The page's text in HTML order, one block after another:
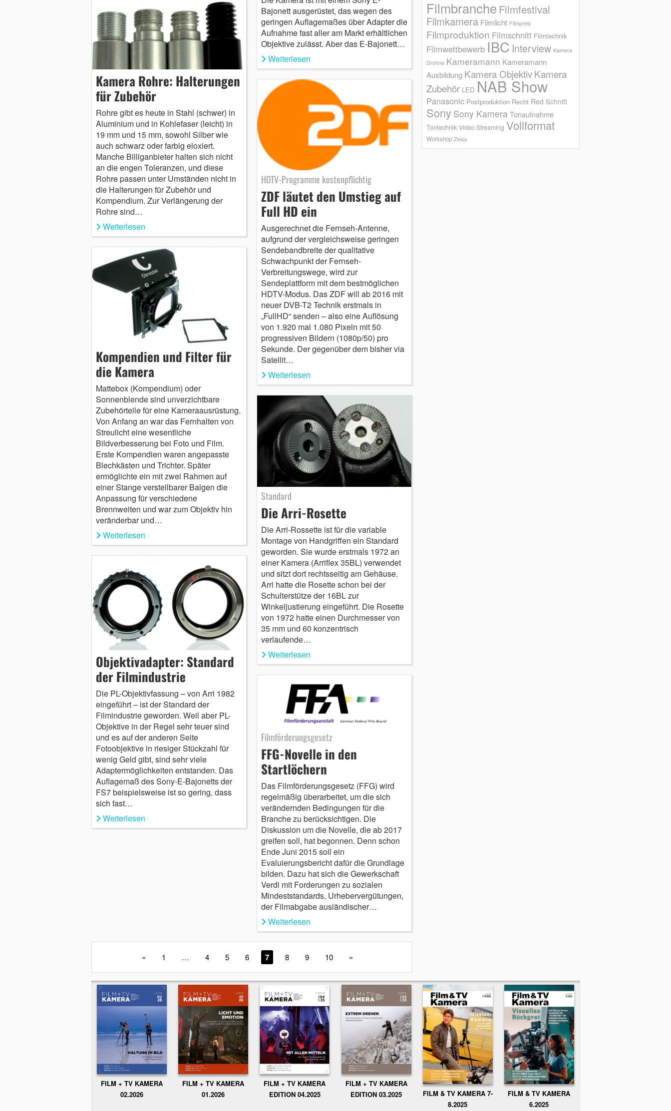
Bajonett ausgerüstet, das wegen des
geringen Auflagemaßes über Adapter die
Aufnahme fast aller am Markt erhältlichen
Objektive zulässt. Aber das E-Bajonett…
Weiterlesen
Kamera Rohre: Halterungen
für Zubehör
Rohre gibt es heute in Stahl (schwer) in
Aluminium und in Kohlefaser (leicht) in
19 mm und 15 mm, sowohl Silber wie
auch schwarz oder farbig eloxiert.
Manche Billiganbieter halten sich nicht
an die engen Toleranzen, und diese
Rohre passen unter Umständen nicht in
die Halterungen für Zubehör und
Kompendium. Zur Verlängerung der
Rohre sind…
Weiterlesen
HDTV-Programme kostenpflichtig
ZDF läutet den Umstieg auf
Full HD ein
Ausgerechnet die Fernseh-Antenne,
aufgrund der vergleichsweise geringen
Sendebandbreite der qualitative
Schwachpunkt der Fernseh-
Verbreitungswege, wird zur
Sendeplattform mit dem bestmöglichen
HDTV-Modus. Das ZDF will ab 2016 mit
neuer DVB-T2 Technik erstmals in
„FullHD“ senden – also eine Auflösung
von 1.920 mal 1.080 Pixeln mit 50
progressiven Bildern (1080p/50) pro
Sekunde. Der gegenüber dem bisher via
Satellit…
Weiterlesen
Kompendien und Filter für
die Kamera
Mattebox (Kompendium) oder
Sonnenblende sind unverzichtbare
Zubehörteile für eine Kameraausrüstung.
Von Anfang an war das Fernhalten von
Streulicht eine wesentliche
Bildverbesserung bei Foto und Film.
Erste Kompendien waren angepasste
Blechkästen und Trichter. Später
ermöglichte ein mit zwei Rahmen auf
einer Stange verstellbarer Balgen die
Anpassung für verschiedene
Brennweiten und war zum Objektiv hin
veränderbar und…
Weiterlesen
Standard
Die Arri-Rosette
Die Arri-Rossette ist für die variable
Montage von Handgriffen ein Standard
geworden. Sie wurde erstmals 1972 an
einer Kamera (Arriflex 35BL) verwendet
und sitzt dort rechtsseitig am Gehäuse.
Arri hatte die Rosette schon bei der
Schulterstütze der 16BL zur
Winkeljustierung eingeführt. Die Rosette
von 1972 hatte einen Durchmesser von
35 mm und 60 konzentrisch
verlaufende…
Weiterlesen
Objektivadapter: Standard
der Filmindustrie
Die PL-Objektivfassung – von Arri 1982
eingeführt – ist der Standard der
Filmindustrie geworden. Weil aber PL-
Objektive in der Regel sehr teuer sind
und es auf der anderen Seite
Fotoobjektive in riesiger Stückzahl für
wenig Geld gibt, sind sehr viele
Adaptermöglichkeiten entstanden. Das
Auflagemaß des Sony-E-Bajonetts der
FS7 beispielsweise ist so gering, dass
sich fast…
Weiterlesen
Filmförderungsgesetz
FFG-Novelle in den
Startlöchern
Das Filmförderungsgesetz (FFG) wird
regelmäßig überarbeitet, um die sich
verändernden Bedingungen für die
Branche zu berücksichtigen. Die
Diskussion um die Novelle, die ab 2017
greifen soll, hat begonnen. Denn schon
Ende Juni 2015 soll ein
Evaluierungsbericht dafür die Grundlage
bilden. Dazu hat sich die Gewerkschaft
Verdi mit Forderungen zu sozialen
Mindeststandards, Urhebervergütungen,
der Filmabgabe ausländischer…
Weiterlesen
« 1 … 4 5 6 7 8 9 10 »
Filmbranche Filmfestival
Filmkamera Filmlicht Filmpreis
Filmproduktion Filmschnitt Filmtechnik
Filmwettbewerb IBC Interview Kamera
Drohne Kameramann Kameramann
Ausbildung Kamera ObjektivKamera
Zubehör LED NAB Show
Panasonic Postproduktion Recht Red Schnitt
Sony Sony KameraTonaufnahme
Tontechnik Video Streaming Vollformat
Workshop Zeiss
FILM + TV KAMERA
02.2026
FILM + TV KAMERA
01.2026
FILM + TV KAMERA
EDITION 04.2025
FILM + TV KAMERA
EDITION 03.2025
FILM & TV KAMERA 7-
8.2025
FILM & TV KAMERA
6.2025